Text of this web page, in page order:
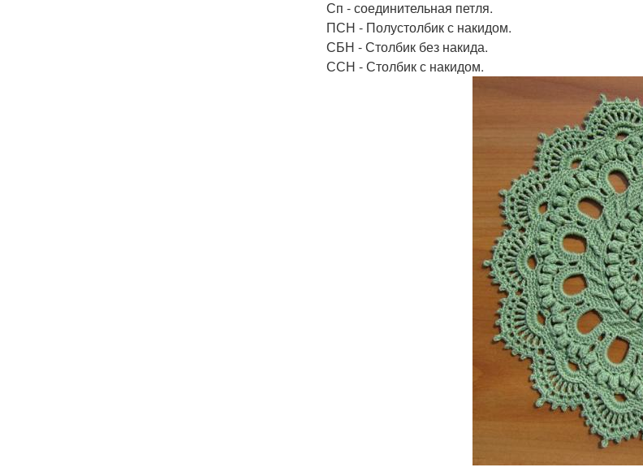
Сп - соединительная петля.
ПСН - Полустолбик с накидом.
СБН - Столбик без накида.
ССН - Столбик с накидом.